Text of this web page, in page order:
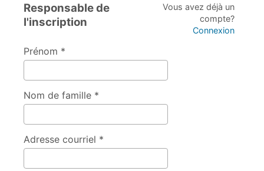
Responsable de
l'inscription
Vous avez déjà un
compte?
Connexion
Prénom *
Nom de famille *
Adresse courriel *